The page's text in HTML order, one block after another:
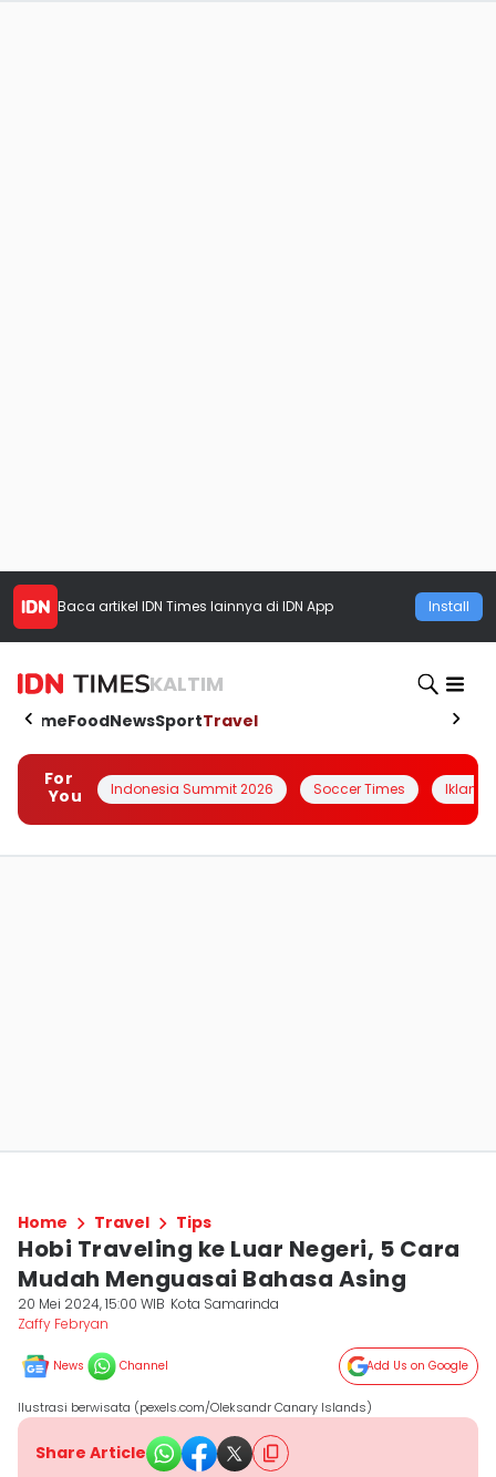
Baca artikel IDN Times lainnya di IDN App Install
KALTIM
HomeFoodNewsSportTravel
For
You
Indonesia Summit 2026 Soccer Times Iklanin
Home Travel Tips
Hobi Traveling ke Luar Negeri, 5 Cara
Mudah Menguasai Bahasa Asing
20 Mei 2024, 15:00 WIB Kota Samarinda
Zaffy Febryan
News Channel Add Us on Google
Ilustrasi berwisata (pexels.com/Oleksandr Canary Islands)
Share Article